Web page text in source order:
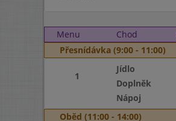
Menu
Chod
Přesnídávka (9:00 - 11:00)
1
Jídlo
Doplněk
Nápoj
Oběd (11:00 - 14:00)